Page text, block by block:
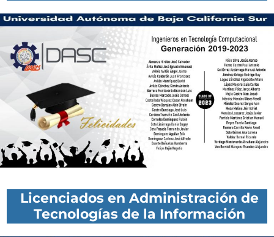
Licenciados en Administración de
Tecnologías de la Información